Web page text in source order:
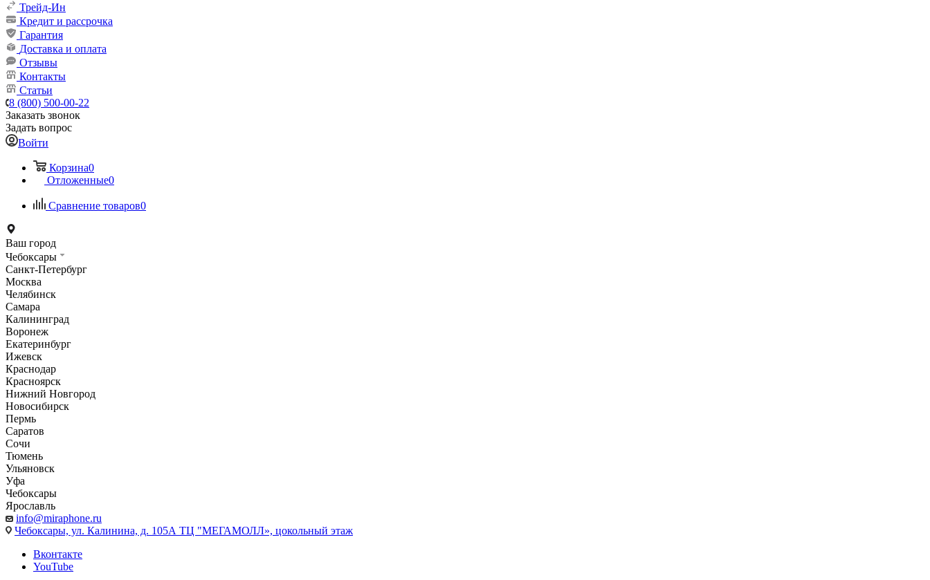
Трейд-Ин
Кредит и рассрочка
Гарантия
Доставка и оплата
Отзывы
Контакты
Статьи
8 (800) 500-00-22
Заказать звонок
Задать вопрос
Войти
Корзина0
Отложенные0
Сравнение товаров0
Ваш город
Чебоксары
Санкт-Петербург
Москва
Челябинск
Самара
Калининград
Воронеж
Екатеринбург
Ижевск
Краснодар
Красноярск
Нижний Новгород
Новосибирск
Пермь
Саратов
Сочи
Тюмень
Ульяновск
Уфа
Чебоксары
Ярославль
info@miraphone.ru
Чебоксары, ул. Калинина, д. 105А ТЦ "МЕГАМОЛЛ», цокольный этаж
Вконтакте
YouTube